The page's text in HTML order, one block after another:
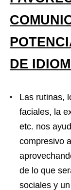
DE
Las rutinas,
faciales, la
etc. nos
compresivo
de lo que
sociales y